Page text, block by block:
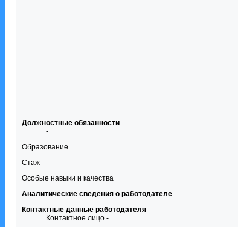
Должностные обязанности
-
Образование
Стаж
Особые навыки и качества
Аналитические сведения о работодателе
Контактные данные работодателя
Контактное лицо -